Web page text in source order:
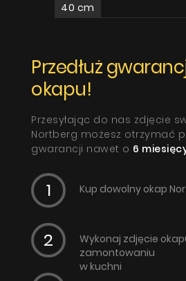
40 cm
Przedłuż
okapu!
Przesyłając do nas zdjęcie
Nortberg możesz otrzymać
gwarancji nawet o 6
Kup dowolny okap
Wykonaj zdjęcie
zamontowaniu
w kuchni